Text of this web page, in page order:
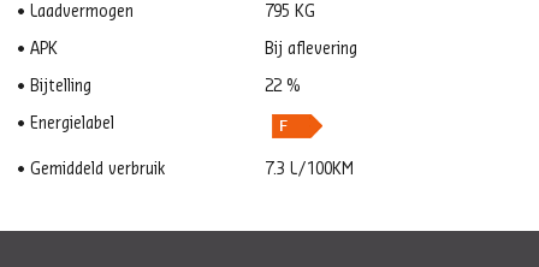
Laadvermogen 795 KG
APK Bij aflevering
Bijtelling 22 %
Energielabel
Gemiddeld verbruik 7.3 L/100KM